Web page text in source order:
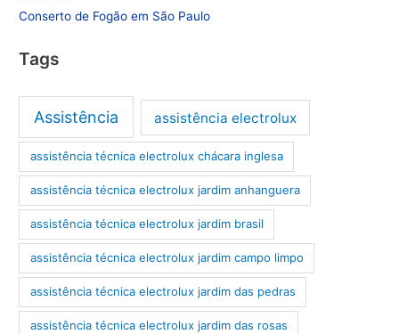
Conserto de Fogão em São Paulo
Tags
Assistência assistência electrolux
assistência técnica electrolux chácara inglesa
assistência técnica electrolux jardim anhanguera
assistência técnica electrolux jardim brasil
assistência técnica electrolux jardim campo limpo
assistência técnica electrolux jardim das pedras
assistência técnica electrolux jardim das rosas